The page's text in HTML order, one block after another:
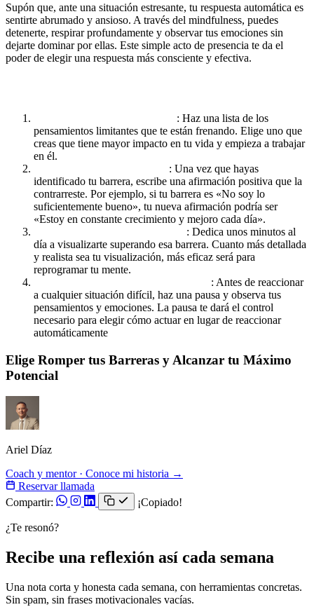
Supón que, ante una situación estresante, tu respuesta automática es
sentirte abrumado y ansioso. A través del mindfulness, puedes
detenerte, respirar profundamente y observar tus emociones sin
dejarte dominar por ellas. Este simple acto de presencia te da el
poder de elegir una respuesta más consciente y efectiva.
: Haz una lista de los
pensamientos limitantes que te están frenando. Elige uno que
creas que tiene mayor impacto en tu vida y empieza a trabajar
en él.
: Una vez que hayas
identificado tu barrera, escribe una afirmación positiva que la
contrarreste. Por ejemplo, si tu barrera es «No soy lo
suficientemente bueno», tu nueva afirmación podría ser
«Estoy en constante crecimiento y mejoro cada día».
: Dedica unos minutos al
día a visualizarte superando esa barrera. Cuanto más detallada
y realista sea tu visualización, más eficaz será para
reprogramar tu mente.
: Antes de reaccionar
a cualquier situación difícil, haz una pausa y observa tus
pensamientos y emociones. La pausa te dará el control
necesario para elegir cómo actuar en lugar de reaccionar
automáticamente
Elige Romper tus Barreras y Alcanzar tu Máximo
Potencial
Ariel Díaz
Coach y mentor · Conoce mi historia →
Reservar llamada
Compartir:
¡Copiado!
¿Te resonó?
Recibe una reflexión así cada semana
Una nota corta y honesta cada semana, con herramientas concretas.
Sin spam, sin frases motivacionales vacías.